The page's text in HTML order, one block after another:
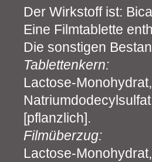
Der Wirkstoff ist:
Eine Filmtablette
Die sonstigen
Tablettenkern:
Lactose-
[pflanzlich].
Filmüberzug:
Lactose-